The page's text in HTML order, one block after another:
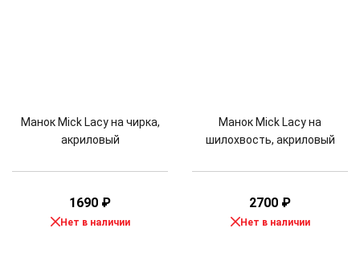
Манок Mick Lacy на чирка,
акриловый
1690 ₽
Нет в наличии
Манок Mick Lacy на
шилохвость, акриловый
2700 ₽
Нет в наличии